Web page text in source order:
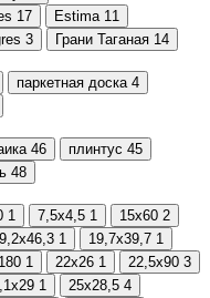
17 Estima 11
3 Грани Таганая 14
паркетная доска 4
46 плинтус 45
48
1 7,5x4,5 1 15х60 2
1 19,7x39,7 1
1 22x26 1 22,5x90 3
1 25х28,5 4